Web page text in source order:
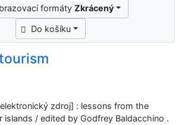
formáty Zkrácený
Do košíku
zdroj] : lessons from the
/ edited by Godfrey Baldacchino .